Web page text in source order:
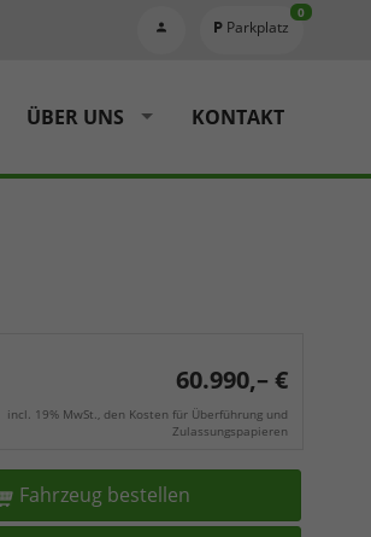
Parkplatz
0
ÜBER UNS KONTAKT
60.990,– €
incl. 19% MwSt., den Kosten für Überführung und
Zulassungspapieren
Fahrzeug bestellen